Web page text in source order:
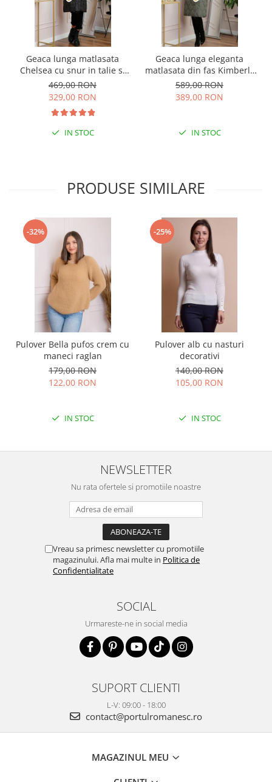
Geaca lunga matlasata
Chelsea cu snur in talie si
buzunare functionale -
Negru
469,00 RON
329,00 RON
IN STOC
Geaca lunga eleganta
matlasata din fas Kimberly
cu gluga imblanita - Kaki
589,00 RON
389,00 RON
IN STOC
PRODUSE SIMILARE
-32%
Pulover Bella pufos crem cu
maneci raglan
179,00 RON
122,00 RON
IN STOC
-25%
Pulover alb cu nasturi
decorativi
140,00 RON
105,00 RON
IN STOC
NEWSLETTER
Nu rata ofertele si promotiile noastre
Vreau sa primesc newsletter cu promotiile
magazinului. Afla mai multe in Politica de
Confidentialitate
SOCIAL
Urmareste-ne in social media
SUPORT CLIENTI
L-V: 09:00 - 18:00
contact@portulromanesc.ro
MAGAZINUL MEU